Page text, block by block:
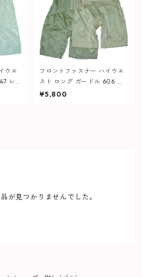
ウエ
レ
フロントファスナー ハイウエ
スト ロング ガードル 606 レ
ディース
¥5,800
が見つかりませんでした。